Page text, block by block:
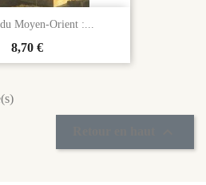
Moyen-Orient :...
Prix
8,70 €